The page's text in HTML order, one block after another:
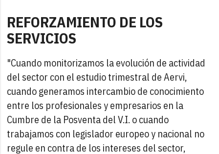
REFORZAMIENTO DE LOS
SERVICIOS
"Cuando monitorizamos la evolución de actividad
del sector con el estudio trimestral de Aervi,
cuando generamos intercambio de conocimiento
entre los profesionales y empresarios en la
Cumbre de la Posventa del V.I. o cuando
trabajamos con legislador europeo y nacional no
regule en contra de los intereses del sector,